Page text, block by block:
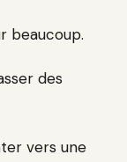
beaucoup.
des
vers une